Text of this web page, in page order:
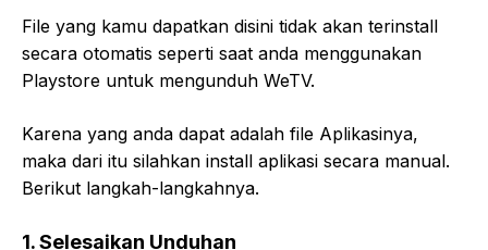
File yang kamu dapatkan disini tidak akan terinstall
secara otomatis seperti saat anda menggunakan
Playstore untuk mengunduh WeTV.
Karena yang anda dapat adalah file Aplikasinya,
maka dari itu silahkan install aplikasi secara manual.
Berikut langkah-langkahnya.
1. Selesaikan Unduhan